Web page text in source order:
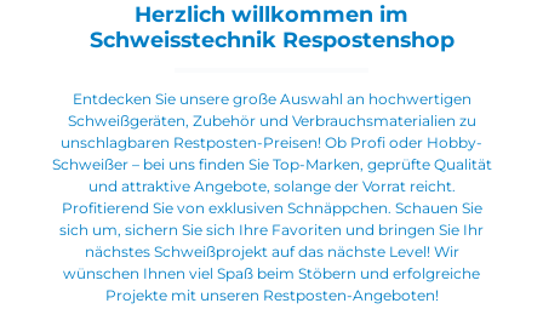
Herzlich willkommen im
Schweisstechnik Respostenshop
Entdecken Sie unsere große Auswahl an hochwertigen
Schweißgeräten, Zubehör und Verbrauchsmaterialien zu
unschlagbaren Restposten-Preisen! Ob Profi oder Hobby-
Schweißer – bei uns finden Sie Top-Marken, geprüfte Qualität
und attraktive Angebote, solange der Vorrat reicht.
Profitierend Sie von exklusiven Schnäppchen. Schauen Sie
sich um, sichern Sie sich Ihre Favoriten und bringen Sie Ihr
nächstes Schweißprojekt auf das nächste Level! Wir
wünschen Ihnen viel Spaß beim Stöbern und erfolgreiche
Projekte mit unseren Restposten-Angeboten!